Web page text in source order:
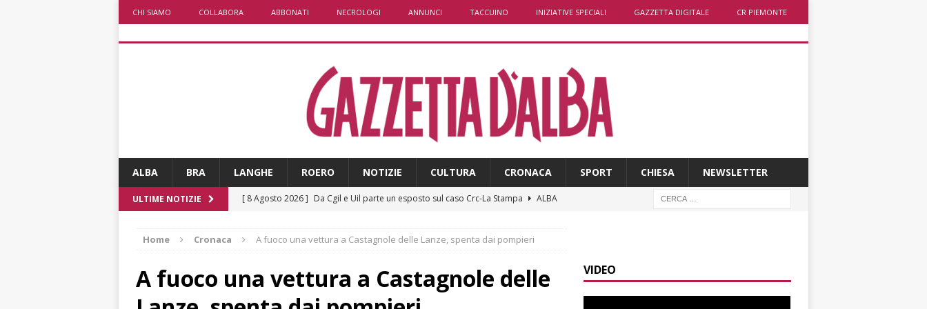
CHI SIAMO COLLABORA ABBONATI NECROLOGI ANNUNCI TACCUINO INIZIATIVE SPECIALI GAZZETTA DIGITALE CR PIEMONTE
ALBA BRA LANGHE ROERO NOTIZIE CULTURA CRONACA SPORT CHIESA NEWSLETTER
ULTIME NOTIZIE [ 8 Agosto 2026 ] Da Cgil e Uil parte un esposto sul caso Crc-La Stampa
ALBA
ALBA
La magia della Notte delle stelle: ad Alba è tutto pronto per
Home Cronaca A fuoco una vettura a Castagnole delle Lanze, spenta dai pompieri
A fuoco una vettura a Castagnole delle
VIDEO